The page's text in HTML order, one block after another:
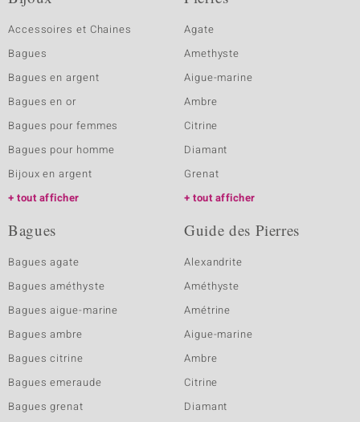
Accessoires et Chaines
Bagues
Bagues en argent
Bagues en or
Bagues pour femmes
Bagues pour homme
Bijoux en argent
tout afficher
Agate
Amethyste
Aigue-marine
Ambre
Citrine
Diamant
Grenat
tout afficher
Bagues
Bagues agate
Bagues améthyste
Bagues aigue-marine
Bagues ambre
Bagues citrine
Bagues emeraude
Bagues grenat
Guide des Pierres
Alexandrite
Améthyste
Amétrine
Aigue-marine
Ambre
Citrine
Diamant